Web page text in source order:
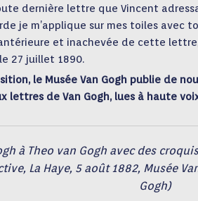
dernière lettre que Vincent
je m’applique sur mes toiles
et inachevée de cette
27 juillet 1890.
le Musée Van Gogh publie de
lettres de Van Gogh, lues à haute
à Theo van Gogh avec des
La Haye, 5 août 1882, Musée
Gogh)